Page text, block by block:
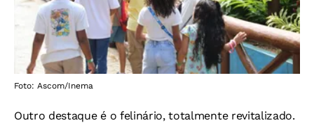
Foto: Ascom/Inema
Outro destaque é o felinário, totalmente revitalizado.